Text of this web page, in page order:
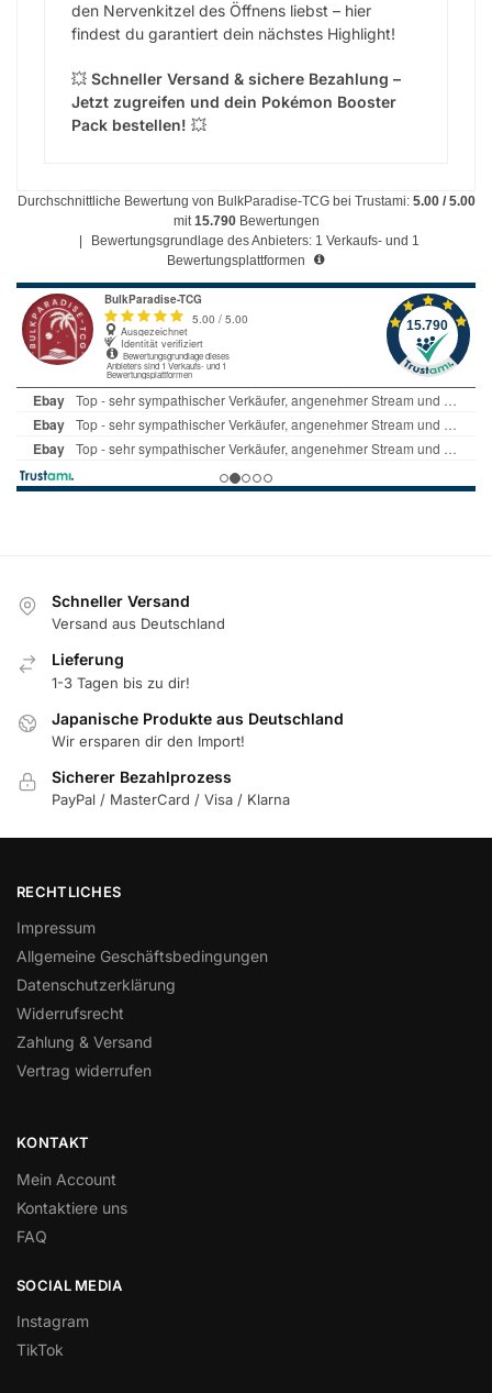
den Nervenkitzel des Öffnens liebst – hier
findest du garantiert dein nächstes Highlight!
💥 Schneller Versand & sichere Bezahlung –
Jetzt zugreifen und dein Pokémon Booster
Pack bestellen! 💥
Durchschnittliche Bewertung von BulkParadise-TCG bei Trustami: 5.00 / 5.00
mit 15.790 Bewertungen
|
Bewertungsgrundlage des Anbieters: 1 Verkaufs- und 1
Bewertungsplattformen
Schneller Versand
Versand aus Deutschland
Lieferung
1-3 Tagen bis zu dir!
Japanische Produkte aus Deutschland
Wir ersparen dir den Import!
Sicherer Bezahlprozess
PayPal / MasterCard / Visa / Klarna
RECHTLICHES
Impressum
Allgemeine Geschäftsbedingungen
Datenschutzerklärung
Widerrufsrecht
Zahlung & Versand
Vertrag widerrufen
KONTAKT
Mein Account
Kontaktiere uns
FAQ
SOCIAL MEDIA
Instagram
TikTok